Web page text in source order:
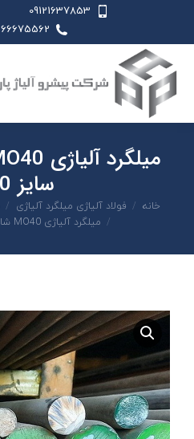
09121637853
66675562 – 021
سایز 100
شما اینجا هستید:
خانه فولاد آلیاژی میلگرد آلیاژی
میلگرد آلیاژی MO40 شاخه 6 متری سایز 100